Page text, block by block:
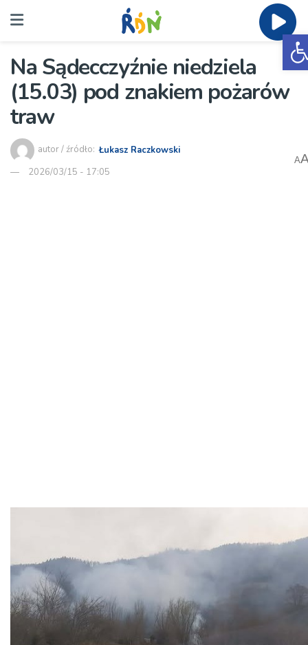
Na Sądecczyźnie niedziela
(15.03) pod znakiem pożarów
traw
autor / źródło: Łukasz Raczkowski
2026/03/15 - 17:05
A